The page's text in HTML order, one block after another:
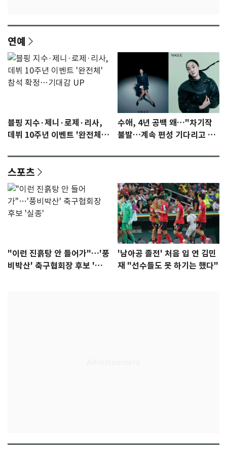
연예
블핑 지수·제니·로제·리사,
데뷔 10주년 이벤트 '완전체'
수애, 4년 공백 왜…"차기작
불발…계속 편성 기다리고 있
스포츠
"이런 진흙탕 안 들어가"…'풍
비박산' 축구협회장 후보 '실
'남아공 졸전' 처음 입 연 김민
재 "선수들도 못 하기는 했다"